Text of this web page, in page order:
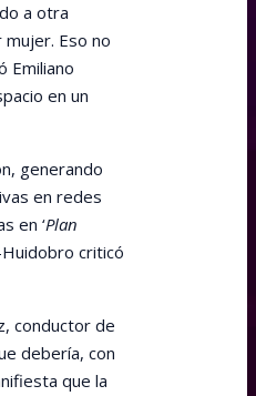
a otra
Eso no
Emiliano
en un
generando
en redes
en ‘Plan
Huidobro criticó
conductor de
debería, con
que la